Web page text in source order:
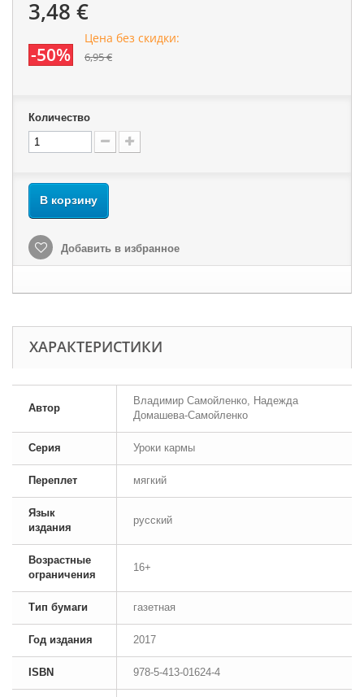
3,48 €
-50%
Цена без скидки:
6,95 €
Количество
В корзину
Добавить в избранное
ХАРАКТЕРИСТИКИ
Автор
Владимир Самойленко, Надежда
Домашева-Самойленко
Серия Уроки кармы
Переплет мягкий
Язык
издания
русский
Возрастные
ограничения
16+
Тип бумаги газетная
Год издания 2017
ISBN 978-5-413-01624-4